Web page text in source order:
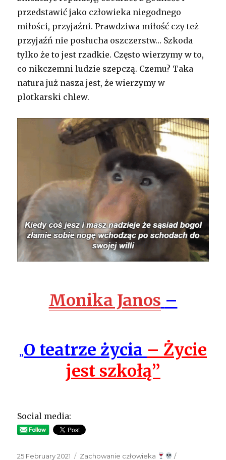
przedstawić jako człowieka niegodnego
miłości, przyjaźni. Prawdziwa miłość czy też
przyjaźń nie posłucha oszczerstw… Szkoda
tylko że to jest rzadkie. Często wierzymy w to,
co nikczemni ludzie szepczą. Czemu? Taka
natura już nasza jest, że wierzymy w
plotkarski chlew.
Monika Janos –
„O teatrze życia – Życie
jest szkołą”
Social media:
Posted
25 February 2021 Categories
Zachowanie człowieka
/